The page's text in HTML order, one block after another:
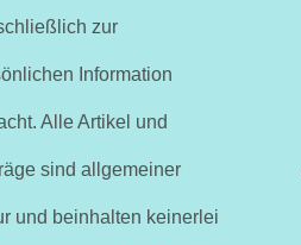
zur
Information
Alle Artikel und
sind allgemeiner
und beinhalten keinerlei